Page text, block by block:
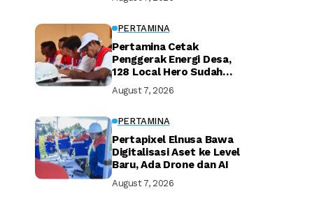
PERTAMINA
Pertamina Cetak
Penggerak Energi Desa,
128 Local Hero Sudah
August 7, 2026
PERTAMINA
Pertapixel Elnusa Bawa
Digitalisasi Aset ke Level
Baru, Ada Drone dan AI
August 7, 2026